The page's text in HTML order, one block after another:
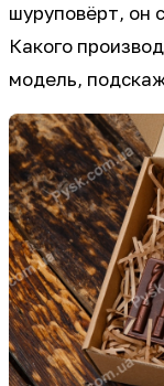
шуруповёрт, он
Какого
модель,